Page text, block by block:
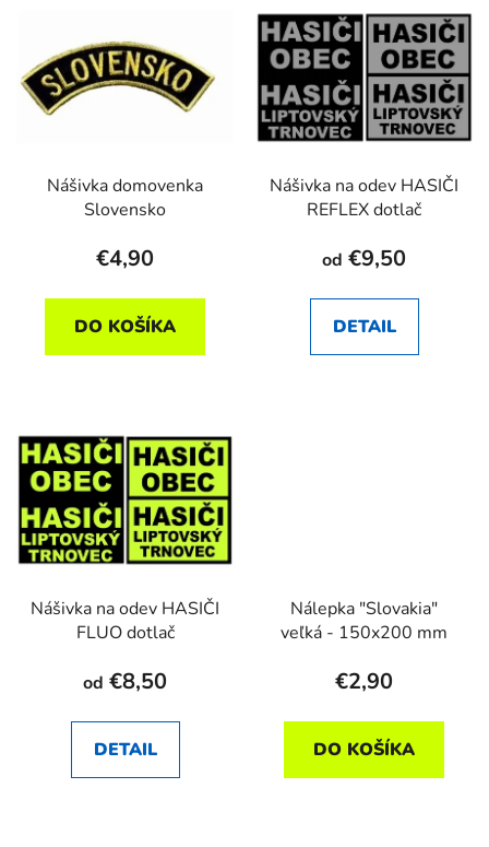
Nášivka domovenka
Slovensko
€4,90
DO KOŠÍKA
Nášivka na odev HASIČI
REFLEX dotlač
od €9,50
DETAIL
Nášivka na odev HASIČI
FLUO dotlač
od €8,50
DETAIL
Nálepka "Slovakia"
veľká - 150x200 mm
€2,90
DO KOŠÍKA